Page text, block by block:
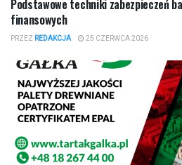
Podstawowe techniki zabezpieczeń
finansowych
PRZEZ REDAKCJA 25 CZERWCA 2026